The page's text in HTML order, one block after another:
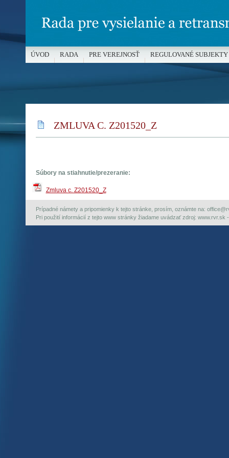
ZMLUVA C. Z201520_Z
Súbory na stiahnutie/prezeranie:
Zmluva c. Z201520_Z
Prípadné námety a pripomienky k tejto stránke, prosím, oznámte na:
Pri použití informácií z tejto www stránky žiadame uvádzať zdroj: www.rvr.sk
ÚVOD RADA PRE VEREJNOSŤ REGULOVANÉ SUBJEKTY